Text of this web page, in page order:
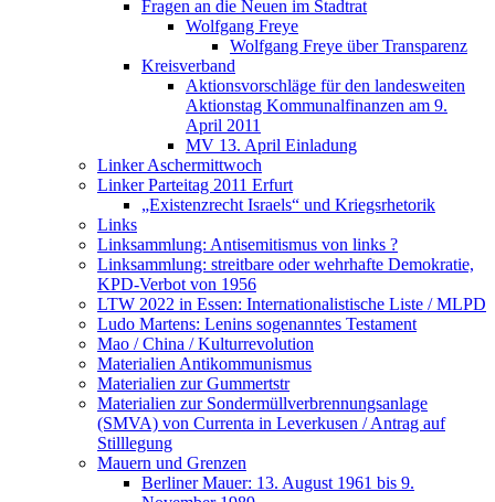
Fragen an die Neuen im Stadtrat
Wolfgang Freye
Wolfgang Freye über Transparenz
Kreisverband
Aktionsvorschläge für den landesweiten
Aktionstag Kommunalfinanzen am 9.
April 2011
MV 13. April Einladung
Linker Aschermittwoch
Linker Parteitag 2011 Erfurt
„Existenzrecht Israels“ und Kriegsrhetorik
Links
Linksammlung: Antisemitismus von links ?
Linksammlung: streitbare oder wehrhafte Demokratie,
KPD-Verbot von 1956
LTW 2022 in Essen: Internationalistische Liste / MLPD
Ludo Martens: Lenins sogenanntes Testament
Mao / China / Kulturrevolution
Materialien Antikommunismus
Materialien zur Gummertstr
Materialien zur Sondermüllverbrennungsanlage
(SMVA) von Currenta in Leverkusen / Antrag auf
Stilllegung
Mauern und Grenzen
Berliner Mauer: 13. August 1961 bis 9.